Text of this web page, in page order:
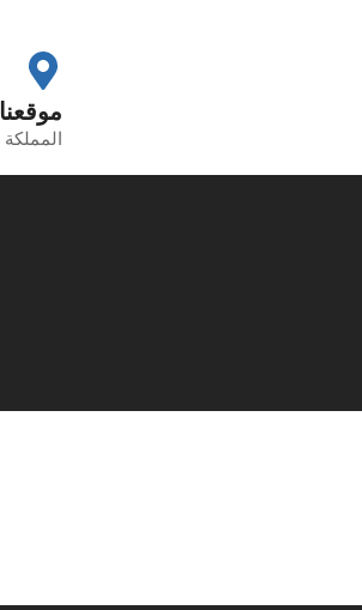
موقعنا